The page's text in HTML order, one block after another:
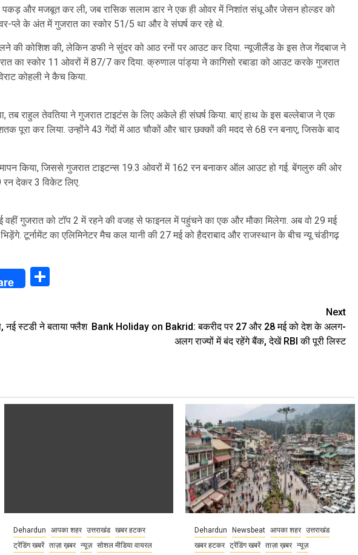
और मजबूत कर ली, जब रासिक सलाम डार ने एक ही ओवर में निशांत संधू और जेसन होल्डर को
प्ले के अंत में गुजरात का स्कोर 51/5 था और वे संघर्ष कर रहे थे.
की कोशिश की, लेकिन डफी ने सुंदर को आठ रनों पर आउट कर दिया. न्यूजीलैंड के इस तेज गेंदबाज ने
का स्कोर 11 ओवरों में 87/7 कर दिया. क्रुणाल पांड्या ने कागिसो रबाडा को आउट करके गुजरात
कोहली ने कैच किया.
तब राहुल तेवतिया ने गुजरात टाइटंस के लिए अकेले ही संघर्ष किया. बाएं हाथ के इस बल्लेबाज ने एक
पूरा कर लिया. उन्होंने 43 गेंदों में आठ चौकों और चार छक्कों की मदद से 68 रन बनाए, जिसके बाद
किया, जिससे गुजरात टाइटन्स 19.3 ओवरों में 162 रन बनाकर ऑल आउट हो गई. बेंगलुरु की ओर
देकर 3 विकेट लिए.
गुजरात को टॉप 2 में रहने की वजह से फाइनल में पहुंचने का एक और मौका मिलेगा. अब वो 29 मई
टूर्नामेंट का एलिमिनेटर मैच कल यानी की 27 मई को हैदराबाद और राजस्थान के बीच न्यू चंडीगढ़
नई स्टडी ने बताया फ्लैश
Next
Bank Holiday on Bakrid: बकरीद पर 27 और 28 मई को देश के अलग-
अलग राज्यों में बंद रहेंगे बैंक, देखें RBI की पूरी लिस्ट
Dehardun आपका शहर उत्तराखंड खबर हटकर
ट्रेंडिंग खबरें ताज़ा ख़बर न्यूज़ सोशल मीडिया वायरल
Dehardun Newsbeat आपका शहर उत्तराखंड
खबर हटकर ट्रेंडिंग खबरें ताज़ा ख़बर न्यूज़